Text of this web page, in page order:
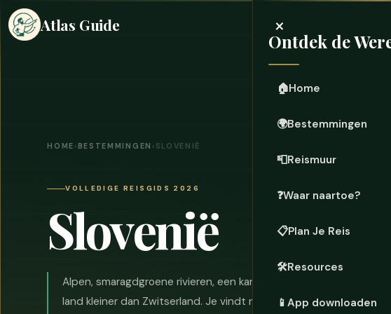
Atlas Guide ×
Ontdek de
🏠Home
🌍Bestemmingen
📮Reismuur
❓Waar naartoe?
📋Plan Je Reis
🛠️Resources
📱 App downloaden
HOME ›BESTEMMINGEN › SLOVENIË
VOLLEDIGE REISGIDS 2026
Slovenië
Alpen, smaragdgroene rivieren, een karst onderwereld en een kust.
land kleiner dan Zwitserland. Je vindt nergens in Europa een